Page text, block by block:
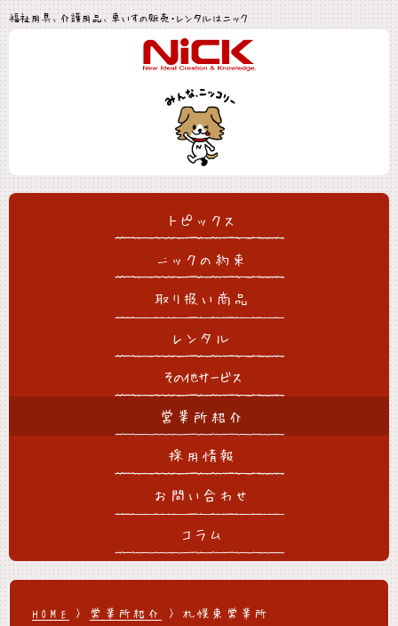
福祉用具、介護用品、車いすの販売・レンタルはニック
トピックス
ニックの約束
取り扱い商品
レンタル
その他サービス
営業所紹介
採用情報
お問い合わせ
コラム
HOME > 営業所紹介 > 札幌東営業所